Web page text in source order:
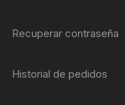
Recuperar contraseña
Historial de pedidos